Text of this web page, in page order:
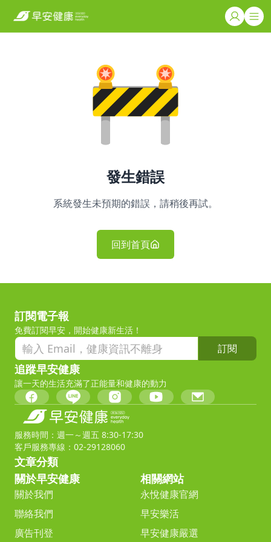
發生錯誤
系統發生未預期的錯誤，請稍後再試。
回到首頁
訂閱電子報
免費訂閱早安，開始健康新生活！
訂閱
追蹤早安健康
讓一天的生活充滿了正能量和健康的動力
服務時間：週一～週五 8:30-17:30
客戶服務專線：02-29128060
文章分類
關於早安健康
關於我們
聯絡我們
廣告刊登
相關網站
永悅健康官網
早安樂活
早安健康嚴選